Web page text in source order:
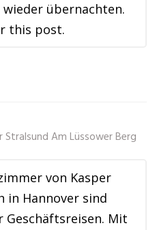
übernachten.
this post.
Am Lüssower Berg
von Kasper
in Hannover sind
Mit